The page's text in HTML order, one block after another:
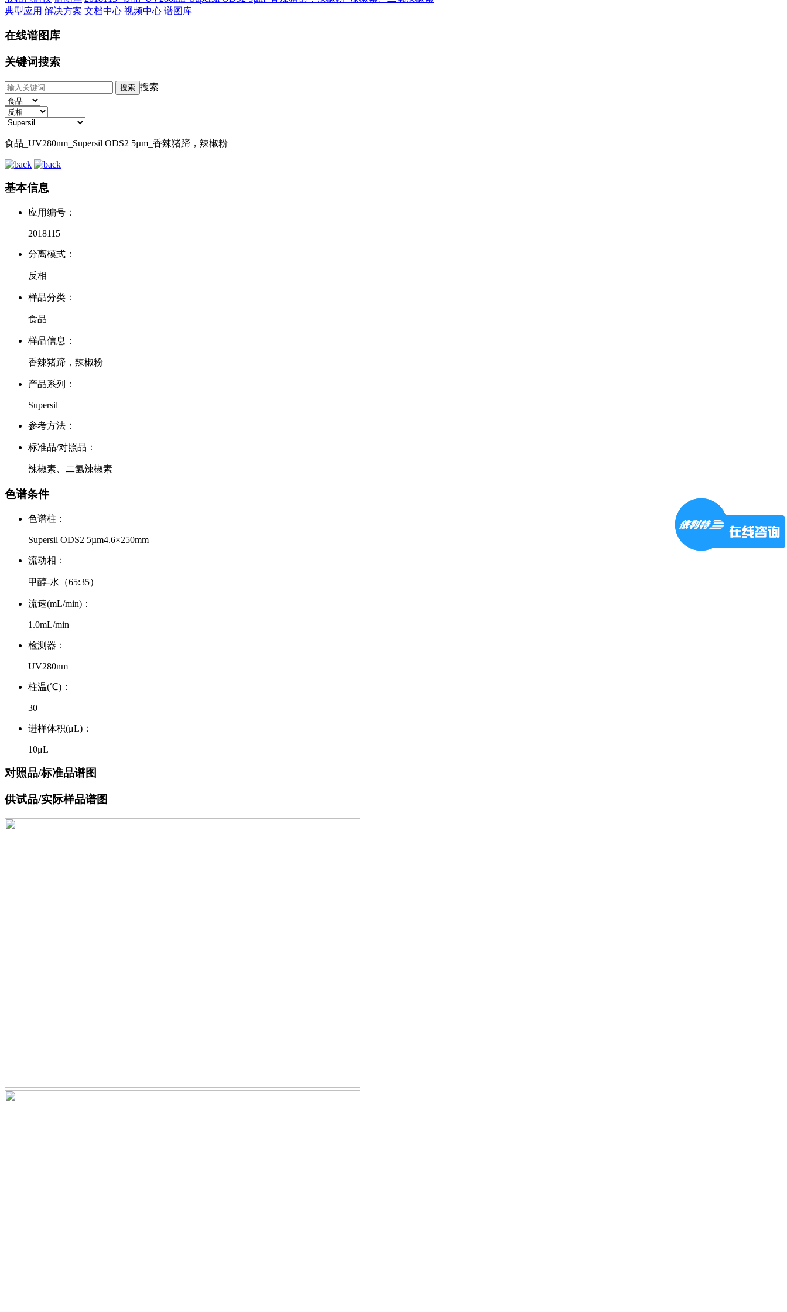
典型应用 解决方案 文档中心 视频中心 谱图库
在线谱图库
关键词搜索
搜索
食品_UV280nm_Supersil ODS2 5µm_香辣猪蹄，辣椒粉
基本信息
应用编号：
2018115
分离模式：
反相
样品分类：
食品
样品信息：
香辣猪蹄，辣椒粉
产品系列：
Supersil
参考方法：
标准品/对照品：
辣椒素、二氢辣椒素
色谱条件
色谱柱：
Supersil ODS2 5µm4.6×250mm
流动相：
甲醇-水（65:35）
流速(mL/min)：
1.0mL/min
检测器：
UV280nm
柱温(℃)：
30
进样体积(μL)：
10μL
对照品/标准品谱图
供试品/实际样品谱图